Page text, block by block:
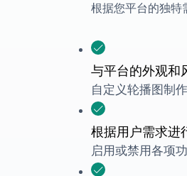
根据您平台的独特
与平台的外观和
自定义轮播图制
根据用户需求进
启用或禁用各项